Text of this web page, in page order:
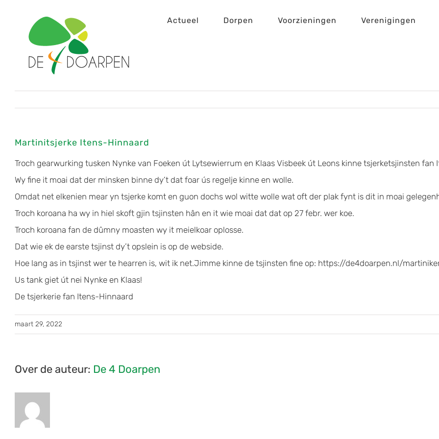
Actueel Dorpen Voorzieningen Verenigingen
Martinitsjerke Itens-Hinnaard
Troch gearwurking tusken Nynke van Foeken út Lytsewierrum en Klaas Visbeek út Leons kinne tsjerketsjinsten
Wy fine it moai dat der minsken binne dy’t dat foar ús regelje kinne en wolle.
Omdat net elkenien mear yn tsjerke komt en guon dochs wol witte wolle wat oft der plak fynt is dit in moai
Troch koroana ha wy in hiel skoft gjin tsjinsten hân en it wie moai dat dat op 27 febr. wer koe.
Troch koroana fan de dûmny moasten wy it meielkoar oplosse.
Dat wie ek de earste tsjinst dy’t opslein is op de webside.
Hoe lang as in tsjinst wer te hearren is, wit ik net.Jimme kinne de tsjinsten fine op: https://de4doarpen.nl/
Us tank giet út nei Nynke en Klaas!
De tsjerkerie fan Itens-Hinnaard
maart 29, 2022
Over de auteur: De 4 Doarpen